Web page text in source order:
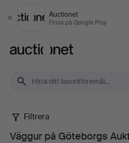
Stäng
Auctionet
Finns på Google Play
Väggur
Filtrera
Väggur på Göteborgs